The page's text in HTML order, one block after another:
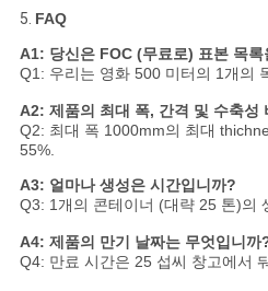
5. FAQ
A1: 당신은 FOC (무료로) 표본 목록
Q1: 우리는 영화 500 미터의 1개의
A2: 제품의 최대 폭, 간격 및 수축성
Q2: 최대 폭 1000mm의 최대
55%.
A3: 얼마나 생성은 시간입니까?
Q3: 1개의 콘테이너 (대략 25 톤)의
A4: 제품의 만기 날짜는 무엇입니까
Q4: 만료 시간은 25 섭씨 창고에서